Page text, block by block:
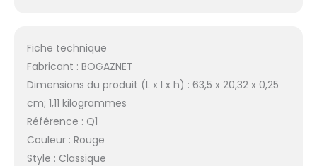
Fiche technique
Fabricant : BOGAZNET
Dimensions du produit (L x l x h) : 63,5 x 20,32 x 0,25
cm; 1,11 kilogrammes
Référence : Q1
Couleur : Rouge
Style : Classique